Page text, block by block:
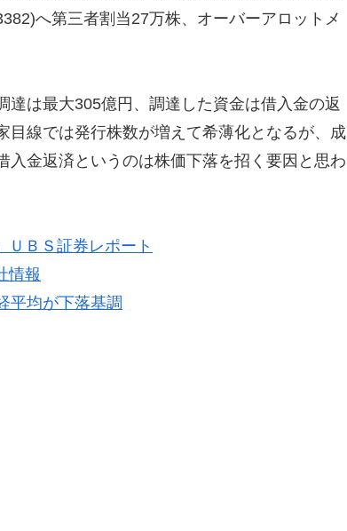
へ第三者割当27万株、オーバーアロットメ
は最大305億円、調達した資金は借入金の返
線では発行株数が増えて希薄化となるが、成
金返済というのは株価下落を招く要因と思わ
ＵＢＳ証券レポート
情報
平均が下落基調